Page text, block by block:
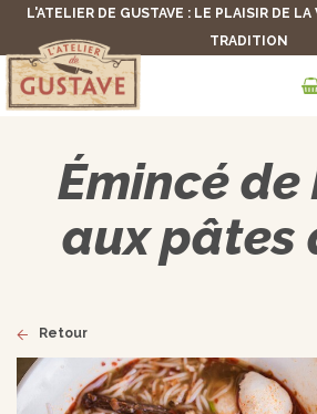
L'ATELIER DE GUSTAVE : LE PLAISIR DE
TRADITION
Émincé
aux pâtes
Retour